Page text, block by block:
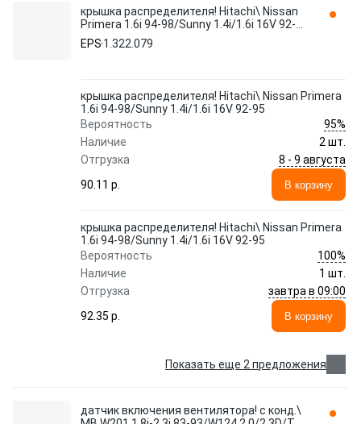
крышка распределителя! Hitachi\ Nissan
Primera 1.6i 94-98/Sunny 1.4i/1.6i 16V 92-
95 1.322.079 EPS
EPS 1.322.079
крышка распределителя! Hitachi\ Nissan Primera
1.6i 94-98/Sunny 1.4i/1.6i 16V 92-95
Вероятность
95%
Наличие
2 шт.
Отгрузка
8 - 9 августа
90.11 p.
В корзину
крышка распределителя! Hitachi\ Nissan Primera
1.6i 94-98/Sunny 1.4i/1.6i 16V 92-95
Вероятность
100%
Наличие
1 шт.
Отгрузка
завтра в 09:00
92.35 p.
В корзину
Показать еще 2 предложения
датчик включения вентилятора! с конд.\